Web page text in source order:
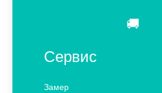
🚚
Сервис
Замер